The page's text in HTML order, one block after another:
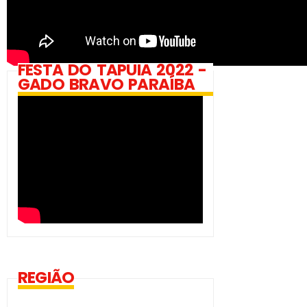
FESTA DO TAPUIA 2022 -
GADO BRAVO PARAÍBA
REGIÃO